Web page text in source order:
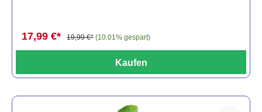
17,99 €* 19,99 €* (10.01% gespart)
Kaufen